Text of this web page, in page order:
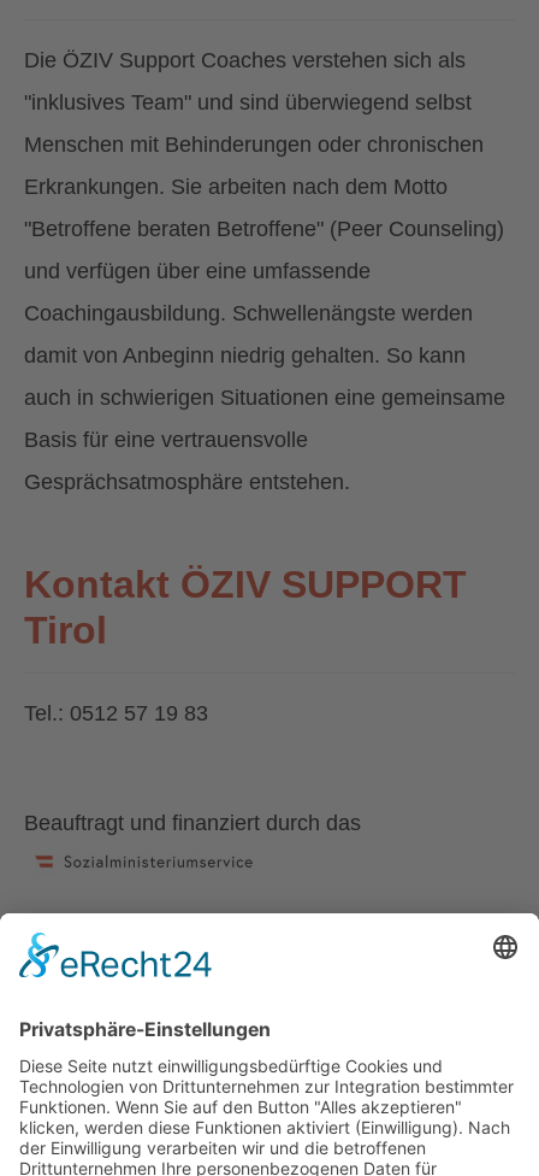
Die ÖZIV Support Coaches verstehen sich als
"inklusives Team" und sind überwiegend selbst
Menschen mit Behinderungen oder chronischen
Erkrankungen. Sie arbeiten nach dem Motto
"Betroffene beraten Betroffene" (Peer Counseling)
und verfügen über eine umfassende
Coachingausbildung. Schwellenängste werden
damit von Anbeginn niedrig gehalten. So kann
auch in schwierigen Situationen eine gemeinsame
Basis für eine vertrauensvolle
Gesprächsatmosphäre entstehen.
Kontakt ÖZIV SUPPORT
Tirol
Tel.: 0512 57 19 83
Beauftragt und finanziert durch das
Kontaktformular
Nehmen Sie mit uns Kontakt auf
Kontaktformular